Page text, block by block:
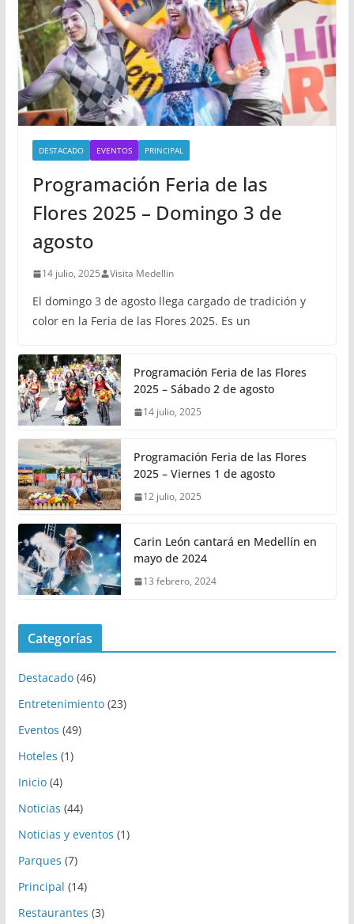
DESTACADO EVENTOS PRINCIPAL
Programación Feria de las
Flores 2025 – Domingo 3 de
agosto
14 julio, 2025 Visita Medellin
El domingo 3 de agosto llega cargado de tradición y
color en la Feria de las Flores 2025. Es un
Programación Feria de las Flores
2025 – Sábado 2 de agosto
14 julio, 2025
Programación Feria de las Flores
2025 – Viernes 1 de agosto
12 julio, 2025
Carin León cantará en Medellín en
mayo de 2024
13 febrero, 2024
Categorías
Destacado(46)
Entretenimiento(23)
Eventos (49)
Hoteles (1)
Inicio(4)
Noticias (44)
Noticias y eventos (1)
Parques (7)
Principal (14)
Restaurantes (3)